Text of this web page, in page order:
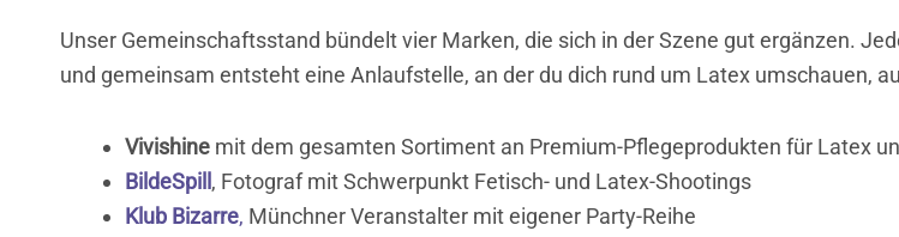
Unser Gemeinschaftsstand bündelt vier Marken, die sich in der Szene gut ergänzen.
und gemeinsam entsteht eine Anlaufstelle, an der du dich rund um Latex umschauen,
Vivishine mit dem gesamten Sortiment an Premium-Pflegeprodukten für Latex
BildeSpill , Fotograf mit Schwerpunkt Fetisch- und Latex-Shootings
Klub Bizarre, Münchner Veranstalter mit eigener Party-Reihe